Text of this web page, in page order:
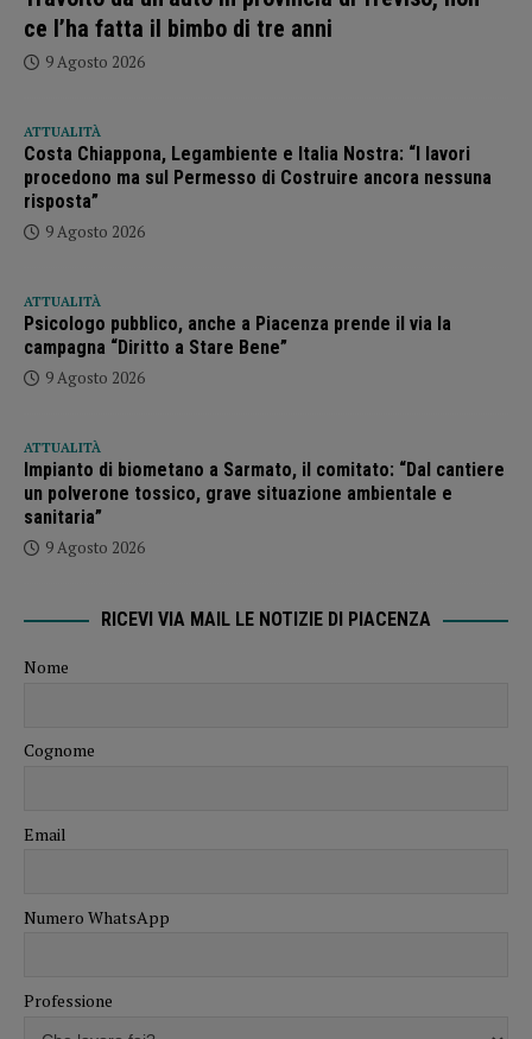
ce l’ha fatta il bimbo di tre anni
9 Agosto 2026
ATTUALITÀ
Costa Chiappona, Legambiente e Italia Nostra: “I lavori
procedono ma sul Permesso di Costruire ancora nessuna
risposta”
9 Agosto 2026
ATTUALITÀ
Psicologo pubblico, anche a Piacenza prende il via la
campagna “Diritto a Stare Bene”
9 Agosto 2026
ATTUALITÀ
Impianto di biometano a Sarmato, il comitato: “Dal cantiere
un polverone tossico, grave situazione ambientale e
sanitaria”
9 Agosto 2026
RICEVI VIA MAIL LE NOTIZIE DI PIACENZA
Nome
Cognome
Email
Numero WhatsApp
Professione